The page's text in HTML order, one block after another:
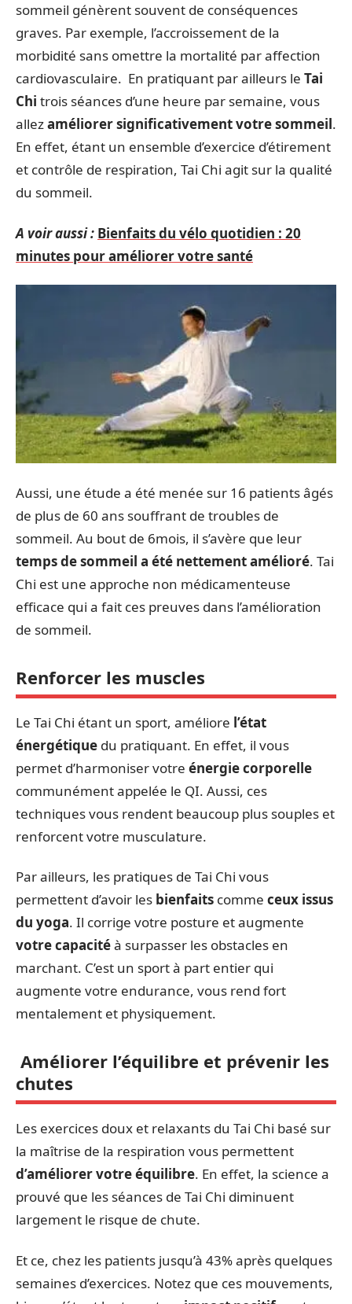
sommeil génèrent souvent de conséquences
graves. Par exemple, l’accroissement de la
morbidité sans omettre la mortalité par affection
cardiovasculaire. En pratiquant par ailleurs le Tai
Chi trois séances d’une heure par semaine, vous
allezaméliorer significativement votre sommeil.
En effet, étant un ensemble d’exercice d’étirement
et contrôle de respiration, Tai Chi agit sur la qualité
du sommeil.
A voir aussi : Bienfaits du vélo quotidien : 20
minutes pour améliorer votre santé
Aussi, une étude a été menée sur 16 patients âgés
de plus de 60 ans souffrant de troubles de
sommeil. Au bout de 6mois, il s’avère que leur
temps de sommeil a été nettement amélioré. Tai
Chi est une approche non médicamenteuse
efficace qui a fait ces preuves dans l’amélioration
de sommeil.
Renforcer les muscles
Le Tai Chi étant un sport, améliore l’état
énergétique du pratiquant. En effet, il vous
permet d’harmoniser votre énergie corporelle
communément appelée le QI. Aussi, ces
techniques vous rendent beaucoup plus souples et
renforcent votre musculature.
Par ailleurs, les pratiques de Tai Chi vous
permettent d’avoir les bienfaits comme ceux issus
du yoga. Il corrige votre posture et augmente
votre capacitéà surpasser les obstacles en
marchant. C’est un sport à part entier qui
augmente votre endurance, vous rend fort
mentalement et physiquement.
Améliorer l’équilibre et prévenir les
chutes
Les exercices doux et relaxants du Tai Chi basé sur
la maîtrise de la respiration vous permettent
d’améliorer votre équilibre. En effet, la science a
prouvé que les séances de Tai Chi diminuent
largement le risque de chute.
Et ce, chez les patients jusqu’à 43% après quelques
semaines d’exercices. Notez que ces mouvements,